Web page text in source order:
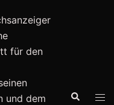
für den
und dem
Suche